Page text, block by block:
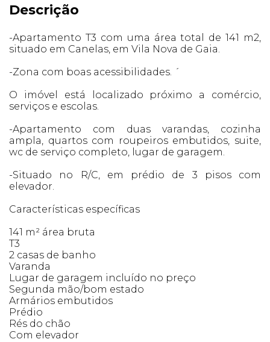
Descrição
-Apartamento T3 com uma área total de 141 m2,
situado em Canelas, em Vila Nova de Gaia.
-Zona com boas acessibilidades. ´
O imóvel está localizado próximo a comércio,
serviços e escolas.
-Apartamento com duas varandas, cozinha
ampla, quartos com roupeiros embutidos, suite,
wc de serviço completo, lugar de garagem.
-Situado no R/C, em prédio de 3 pisos com
elevador.
Características específicas
141 m² área bruta
T3
2 casas de banho
Varanda
Lugar de garagem incluído no preço
Segunda mão/bom estado
Armários embutidos
Prédio
Rés do chão
Com elevador